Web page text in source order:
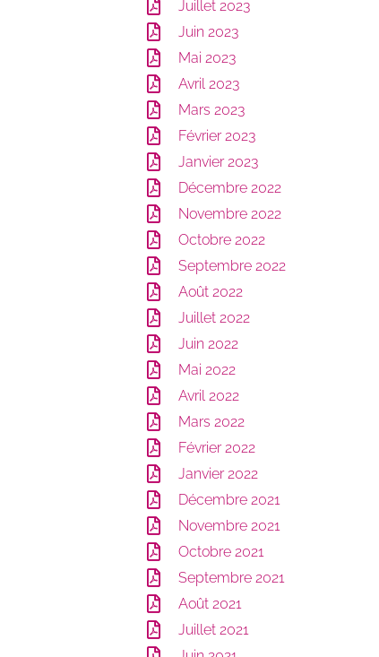
Juillet 2023
Juin 2023
Mai 2023
Avril 2023
Mars 2023
Février 2023
Janvier 2023
Décembre 2022
Novembre 2022
Octobre 2022
Septembre 2022
Août 2022
Juillet 2022
Juin 2022
Mai 2022
Avril 2022
Mars 2022
Février 2022
Janvier 2022
Décembre 2021
Novembre 2021
Octobre 2021
Septembre 2021
Août 2021
Juillet 2021